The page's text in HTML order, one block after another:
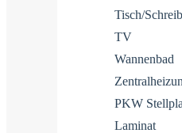
Tisch/
TV
Wannenbad
PKW
Laminat